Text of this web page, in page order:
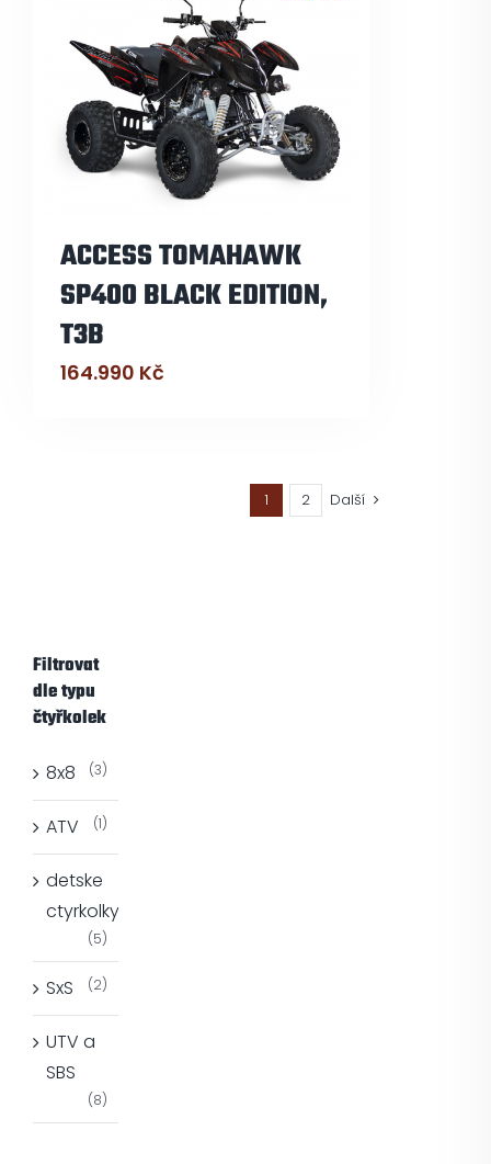
ACCESS TOMAHAWK
SP400 BLACK EDITION,
T3B
164.990 Kč
1 2 Další
Filtrovat
dle typu
čtyřkolek
8x8 (3)
ATV (1)
detske
ctyrkolky
(5)
SxS (2)
UTV a
SBS
(8)